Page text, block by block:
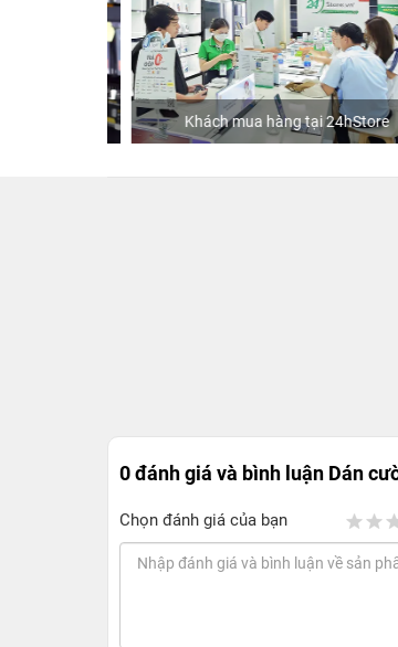
Khách mua hàng tại 24hStore
0 đánh giá và bình luận Dán
Chọn đánh giá của bạn